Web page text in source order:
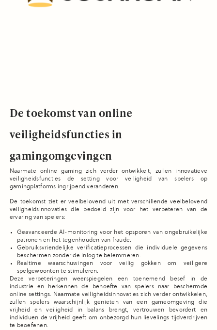
De toekomst van online
veiligheidsfuncties in
gamingomgevingen
Naarmate online gaming zich verder ontwikkelt, zullen innovatieve
veiligheidsfuncties de setting voor veiligheid van spelers op
gamingplatforms ingrijpend veranderen.
De toekomst ziet er veelbelovend uit met verschillende veelbelovend
veiligheidsinnovaties die bedoeld zijn voor het verbeteren van de
ervaring van spelers:
Geavanceerde AI-monitoring voor het opsporen van ongebruikelijke
patronen en het tegenhouden van fraude.
Gebruiksvriendelijke verificatieprocessen die individuele gegevens
beschermen zonder de inlog te belemmeren.
Realtime waarschuwingen voor veilig gokken om veiligere
spelgewoonten te stimuleren.
Deze verbeteringen weerspiegelen een toenemend besef in de
industrie en herkennen de behoefte van spelers naar beschermde
online settings. Naarmate veiligheidsinnovaties zich verder ontwikkelen,
zullen spelers waarschijnlijk genieten van een gameomgeving die
vrijheid en veiligheid in balans brengt, vertrouwen bevordert en
individuen de vrijheid geeft om onbezorgd hun lievelings tijdverdrijven
te beoefenen.